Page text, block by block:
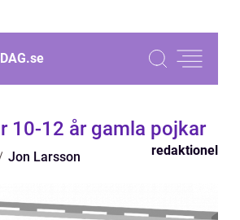
se
10-12 år gamla pojkar
Jon Larsson redaktionel